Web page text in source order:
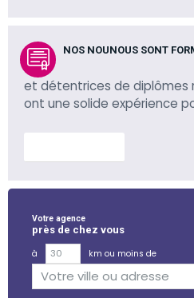
NOS NOUNOUS SONT
et détentrices de diplômes
ont une solide expérience
Votre agence
près de chez vous
à
km ou moins de